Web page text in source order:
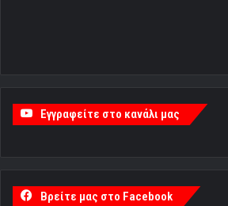
Εγγραφείτε στο κανάλι μας
Βρείτε μας στο Facebook